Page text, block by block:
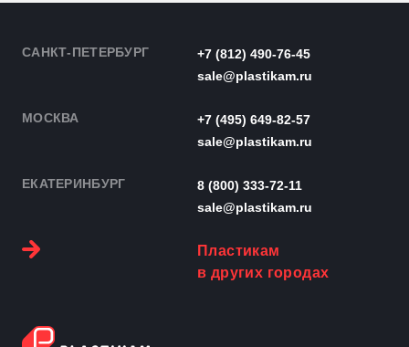
САНКТ-ПЕТЕРБУРГ
+7 (812) 490-76-45
sale@plastikam.ru
МОСКВА
+7 (495) 649-82-57
sale@plastikam.ru
ЕКАТЕРИНБУРГ
8 (800) 333-72-11
sale@plastikam.ru
Пластикам
в других городах